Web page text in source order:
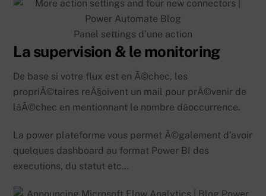
Panel settings d’une action
La supervision & le monitoring
De base si votre flux est en Ã©chec, les
propriÃ©taires reÃ§oivent un mail pour prÃ©venir de
lâÃ©chec en mentionnant le nombre dâoccurrence.
La power plateforme vous permet Ã©galement d’avoir
quelques dashboard au format Power BI des
executions, du statut etc…